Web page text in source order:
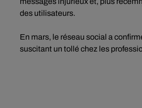
des utilisateurs.
En mars, le réseau social a
suscitant un tollé chez les